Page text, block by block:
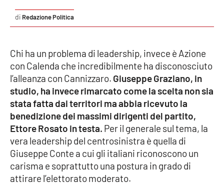
Cosenza
Lamezia Terme
PROGETTI
SPECIALI
Buona Sanità Calabria
LA
CALABRIAVISIONE
Destinazioni
Redazione Politica
Chi ha un problema di leadership, invece è Azione
con Calenda che incredibilmente ha disconosciuto
l’alleanza con Cannizzaro. Giuseppe Graziano, in
studio, ha invece rimarcato come la scelta non sia
stata fatta dai territori ma abbia ricevuto la
benedizione dei massimi dirigenti del partito,
Ettore Rosato in testa. Per il generale sul tema, la
vera leadership del centrosinistra è quella di
Giuseppe Conte a cui gli italiani riconoscono un
carisma e soprattutto una postura in grado di
attirare l’elettorato moderato.